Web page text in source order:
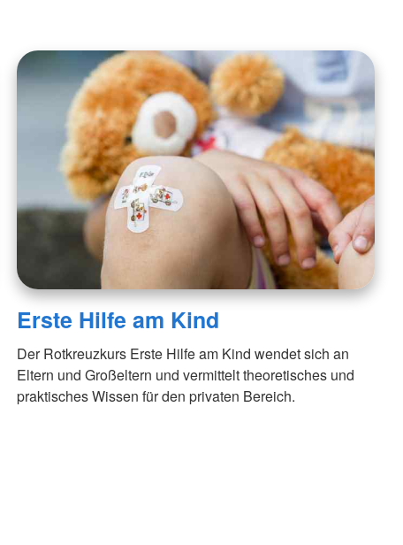
Erste Hilfe am Kind
Der Rotkreuzkurs Erste Hilfe am Kind wendet sich an
Eltern und Großeltern und vermittelt theoretisches und
praktisches Wissen für den privaten Bereich.